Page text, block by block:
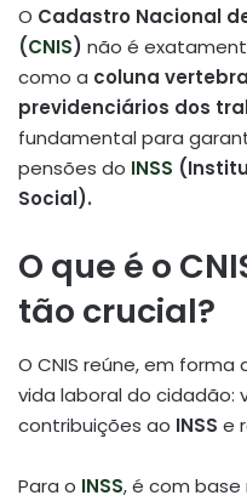
O Cadastro Nacional
(CNIS) não é
como a coluna
previdenciários dos
fundamental para
pensões do INSS
Social).
O que é o
tão crucial?
O CNIS reúne, em
vida laboral do cidadão:
contribuições ao INSS e
Para o INSS, é com base